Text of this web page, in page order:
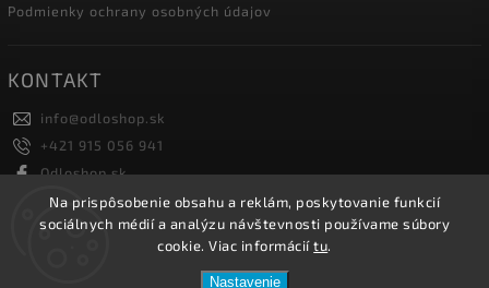
Na prispôsobenie obsahu a reklám, poskytovanie funkcií
sociálnych médií a analýzu návštevnosti používame súbory
cookie. Viac informáciítu.
Nastavenie
Podmienky ochrany osobných údajov
KONTAKT
info@odloshop.sk
+421 915 056 941
Odloshop.sk
odloshoppremiumsportfashion
ODLOSHOP. Všetky práva vyhradené.